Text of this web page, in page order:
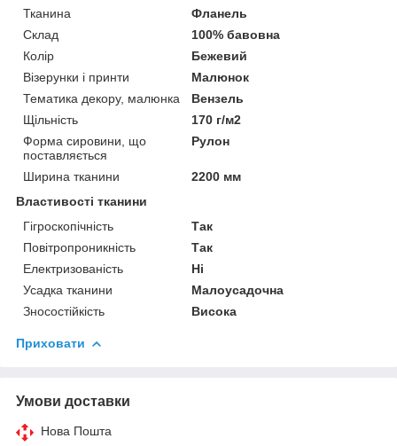
Тканина
Фланель
Склад
100% бавовна
Колір
Бежевий
Візерунки і принти
Малюнок
Тематика декору, малюнка
Вензель
Щільність
170 г/м2
Форма сировини, що
поставляється
Рулон
Ширина тканини
2200 мм
Властивості тканини
Гігроскопічність
Так
Повітропроникність
Так
Електризованість
Ні
Усадка тканини
Малоусадочна
Зносостійкість
Висока
Приховати
Умови доставки
Нова Пошта